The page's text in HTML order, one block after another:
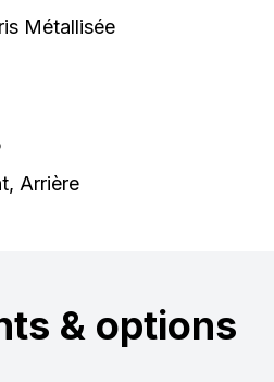
Métallisée
Arrière
& options